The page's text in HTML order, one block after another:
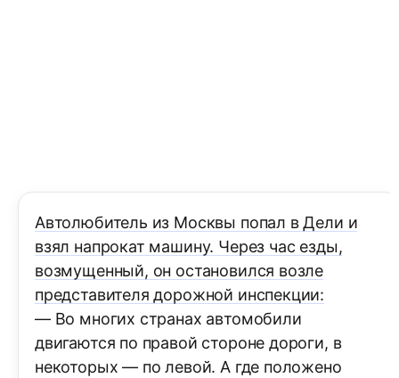
Автолюбитель из Москвы попал в Дели и
взял напрокат машину. Через час езды,
возмущенный, он остановился возле
представителя дорожной инспекции:
— Во многих странах автомобили
двигаются по правой стороне дороги, в
некоторых — по левой. А где положено